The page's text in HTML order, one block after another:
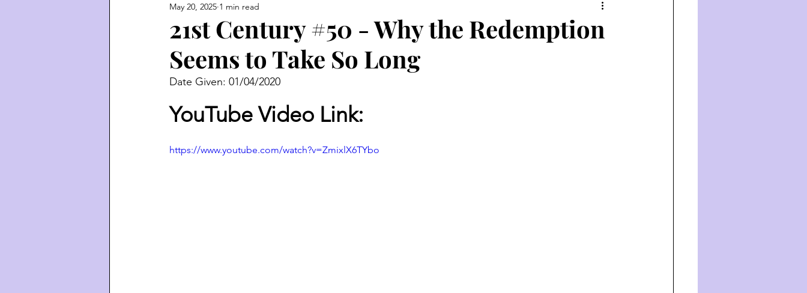
21st Century #50 - Why the Redemption
Seems to Take So Long
May 20, 2025 1 min read
Date Given: 01/04/2020
YouTube Video Link:
https://www.youtube.com/watch?v=ZmixlX6TYbo